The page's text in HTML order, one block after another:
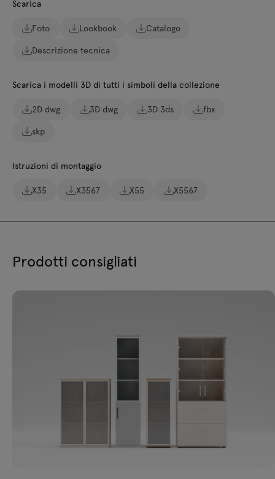
Scarica
Foto Lookbook
Catalogo
Descrizione tecnica
Scarica i modelli 3D di tutti i simboli della collezione
2D dwg 3D dwg 3D 3ds
fbx
skp
Istruzioni di montaggio
X35 X3567 X55 X5567
Prodotti consigliati